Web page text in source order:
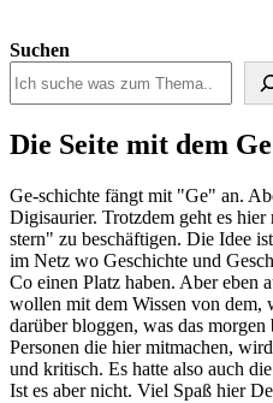
Suchen
Die Seite mit dem
Ge-schichte fängt mit "Ge" an.
Digisaurier. Trotzdem geht es
stern" zu beschäftigen. Die Idee
im Netz wo Geschichte und
Co einen Platz haben. Aber eben
wollen mit dem Wissen von dem,
darüber bloggen, was das
Personen die hier mitmachen,
und kritisch. Es hatte also auch
Ist es aber nicht. Viel Spaß hier